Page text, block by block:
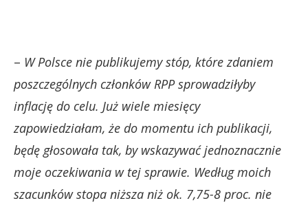
– W Polsce nie publikujemy stóp, które zdaniem
poszczególnych członków RPP sprowadziłyby
inflację do celu. Już wiele miesięcy
zapowiedziałam, że do momentu ich publikacji,
będę głosowała tak, by wskazywać jednoznacznie
moje oczekiwania w tej sprawie. Według moich
szacunków stopa niższa niż ok. 7,75-8 proc. nie